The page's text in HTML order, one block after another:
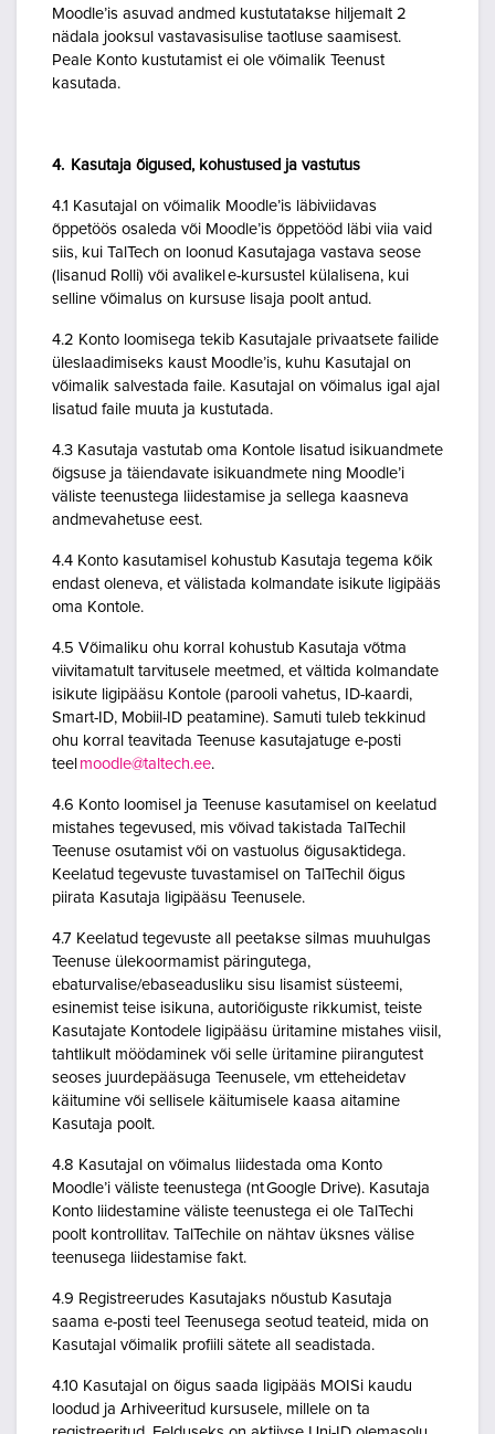
Moodle’is asuvad andmed kustutatakse hiljemalt 2
nädala jooksul vastavasisulise taotluse saamisest.
Peale Konto kustutamist ei ole võimalik Teenust
kasutada.
4. Kasutaja õigused, kohustused ja vastutus
4.1 Kasutajal on võimalik Moodle’is läbiviidavas
õppetöös osaleda või Moodle’is õppetööd läbi viia vaid
siis, kui TalTech on loonud Kasutajaga vastava seose
(lisanud Rolli) või avalikel e-kursustel külalisena, kui
selline võimalus on kursuse lisaja poolt antud.
4.2 Konto loomisega tekib Kasutajale privaatsete failide
üleslaadimiseks kaust Moodle’is, kuhu Kasutajal on
võimalik salvestada faile. Kasutajal on võimalus igal ajal
lisatud faile muuta ja kustutada.
4.3 Kasutaja vastutab oma Kontole lisatud isikuandmete
õigsuse ja täiendavate isikuandmete ning Moodle’i
väliste teenustega liidestamise ja sellega kaasneva
andmevahetuse eest.
4.4 Konto kasutamisel kohustub Kasutaja tegema kõik
endast oleneva, et välistada kolmandate isikute ligipääs
oma Kontole.
4.5 Võimaliku ohu korral kohustub Kasutaja võtma
viivitamatult tarvitusele meetmed, et vältida kolmandate
isikute ligipääsu Kontole (parooli vahetus, ID-kaardi,
Smart-ID, Mobiil-ID peatamine). Samuti tuleb tekkinud
ohu korral teavitada Teenuse kasutajatuge e-posti
teel moodle@taltech.ee.
4.6 Konto loomisel ja Teenuse kasutamisel on keelatud
mistahes tegevused, mis võivad takistada TalTechil
Teenuse osutamist või on vastuolus õigusaktidega.
Keelatud tegevuste tuvastamisel on TalTechil õigus
piirata Kasutaja ligipääsu Teenusele.
4.7 Keelatud tegevuste all peetakse silmas muuhulgas
Teenuse ülekoormamist päringutega,
ebaturvalise/ebaseadusliku sisu lisamist süsteemi,
esinemist teise isikuna, autoriõiguste rikkumist, teiste
Kasutajate Kontodele ligipääsu üritamine mistahes viisil,
tahtlikult möödaminek või selle üritamine piirangutest
seoses juurdepääsuga Teenusele, vm etteheidetav
käitumine või sellisele käitumisele kaasa aitamine
Kasutaja poolt.
4.8 Kasutajal on võimalus liidestada oma Konto
Moodle’i väliste teenustega (nt Google Drive). Kasutaja
Konto liidestamine väliste teenustega ei ole TalTechi
poolt kontrollitav. TalTechile on nähtav üksnes välise
teenusega liidestamise fakt.
4.9 Registreerudes Kasutajaks nõustub Kasutaja
saama e-posti teel Teenusega seotud teateid, mida on
Kasutajal võimalik profiili sätete all seadistada.
4.10 Kasutajal on õigus saada ligipääs MOISi kaudu
loodud ja Arhiveeritud kursusele, millele on ta